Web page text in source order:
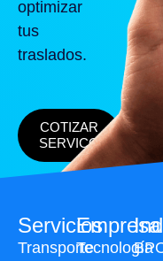
optimizar
tus
traslados.
COTIZAR
SERVICO
Servicios
Transporte
Empresa
Tecnología